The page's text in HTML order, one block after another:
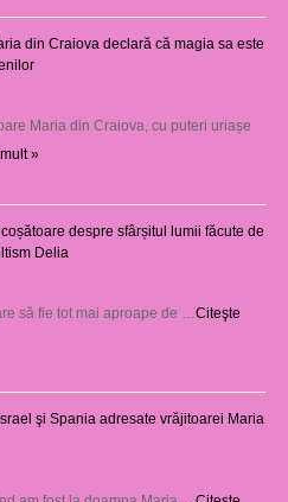
din Craiova declară că magia sa este
Maria din Craiova, cu puteri uriașe
»
despre sfârșitul lumii făcute de
Delia
să fie tot mai aproape de …Citeşte
şi Spania adresate vrăjitoarei Maria